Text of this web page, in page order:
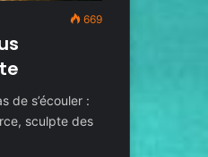
669
de s’écouler :
sculpte des